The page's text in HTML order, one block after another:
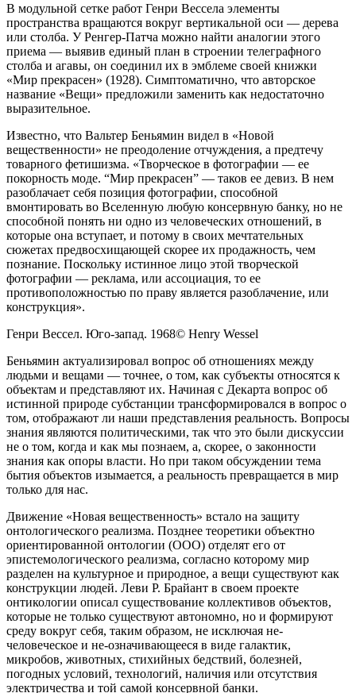
В модульной сетке работ Генри Вессела элементы
пространства вращаются вокруг вертикальной оси — дерева
или столба. У Ренгер-Патча можно найти аналогии этого
приема — выявив единый план в строении телеграфного
столба и агавы, он соединил их в эмблеме своей книжки
«Мир прекрасен» (1928). Симптоматично, что авторское
название «Вещи» предложили заменить как недостаточно
выразительное.
Известно, что Вальтер Беньямин видел в «Новой
вещественности» не преодоление отчуждения, а предтечу
товарного фетишизма. «Творческое в фотографии — ее
покорность моде. “Мир прекрасен” — таков ее девиз. В нем
разоблачает себя позиция фотографии, способной
вмонтировать во Вселенную любую консервную банку, но не
способной понять ни одно из человеческих отношений, в
которые она вступает, и потому в своих мечтательных
сюжетах предвосхищающей скорее их продажность, чем
познание. Поскольку истинное лицо этой творческой
фотографии — реклама, или ассоциация, то ее
противоположностью по праву является разоблачение, или
конструкция».
Генри Вессел. Юго-запад. 1968© Henry Wessel
Беньямин актуализировал вопрос об отношениях между
людьми и вещами — точнее, о том, как субъекты относятся к
объектам и представляют их. Начиная с Декарта вопрос об
истинной природе субстанции трансформировался в вопрос о
том, отображают ли наши представления реальность. Вопросы
знания являются политическими, так что это были дискуссии
не о том, когда и как мы познаем, а, скорее, о законности
знания как опоры власти. Но при таком обсуждении тема
бытия объектов изымается, а реальность превращается в мир
только для нас.
Движение «Новая вещественность» встало на защиту
онтологического реализма. Позднее теоретики объектно
ориентированной онтологии (ООО) отделят его от
эпистемологического реализма, согласно которому мир
разделен на культурное и природное, а вещи существуют как
конструкции людей. Леви Р. Брайант в своем проекте
онтикологии описал существование коллективов объектов,
которые не только существуют автономно, но и формируют
среду вокруг себя, таким образом, не исключая не-
человеческое и не-означивающееся в виде галактик,
микробов, животных, стихийных бедствий, болезней,
погодных условий, технологий, наличия или отсутствия
электричества и той самой консервной банки.